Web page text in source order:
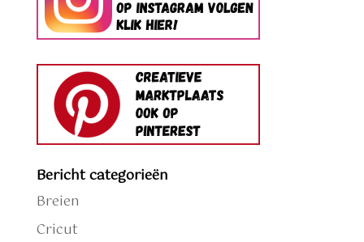
Bericht categorieën
Breien
Cricut